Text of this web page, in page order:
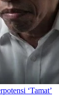
‘Tamat’